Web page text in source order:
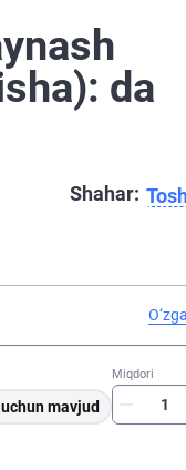
da
Shahar:
mavjud
Miqdori